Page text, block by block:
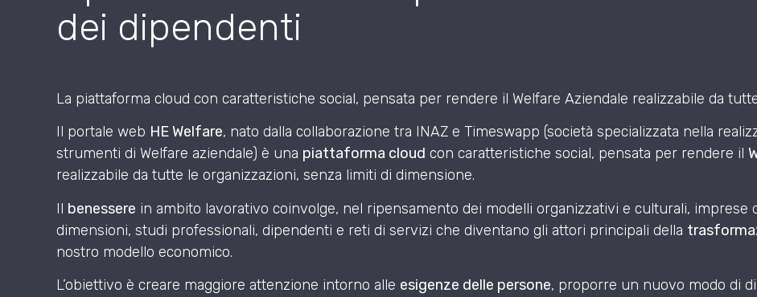
dei dipendenti
La piattaforma cloud con caratteristiche social, pensata per rendere il Welfare Aziendale realizzabile da
Il portale web HE Welfare, nato dalla collaborazione tra INAZ e Timeswapp (società specializzata nella
strumenti di Welfare aziendale) è una piattaforma cloud con caratteristiche social, pensata per rendere il
realizzabile da tutte le organizzazioni, senza limiti di dimensione.
Il benessere in ambito lavorativo coinvolge, nel ripensamento dei modelli organizzativi e culturali, imprese
dimensioni, studi professionali, dipendenti e reti di servizi che diventano gli attori principali della
nostro modello economico.
L’obiettivo è creare maggiore attenzione intorno alle esigenze delle persone, proporre un nuovo modo di